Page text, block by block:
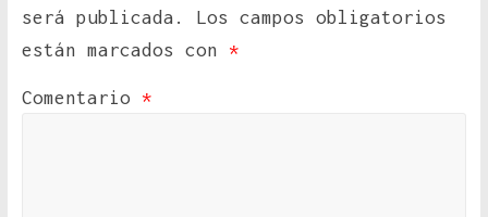
será publicada.
Los campos obligatorios
están marcados con *
Comentario *